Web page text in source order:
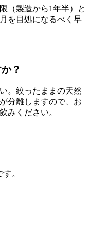
（製造から1年半）と
を目処になるべく早
？
。絞ったままの天然
分離しますので、お
みください。
。